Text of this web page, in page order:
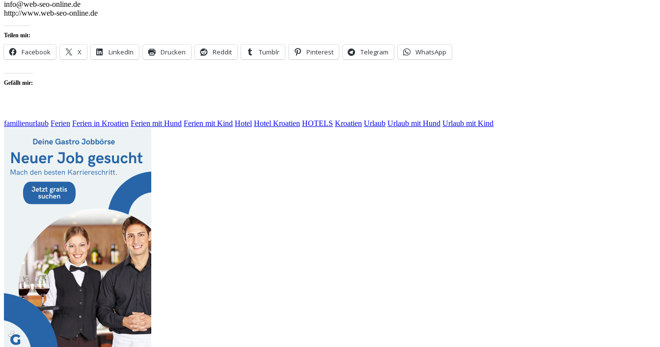
info@web-seo-online.de
http://www.web-seo-online.de
Teilen mit:
Facebook X LinkedIn Drucken Reddit Tumblr Pinterest Telegram WhatsApp
Gefällt mir:
familienurlaub Ferien Ferien in Kroatien Ferien mit Hund Ferien mit Kind Hotel Hotel Kroatien HOTELS Kroatien Urlaub Urlaub mit Hund Urlaub mit Kind